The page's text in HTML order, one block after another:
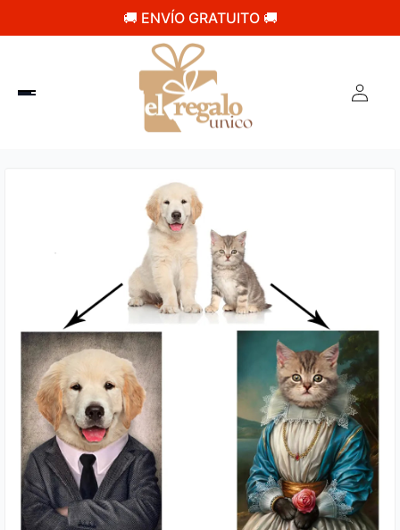
🚚 ENVÍO GRATUITO 🚚